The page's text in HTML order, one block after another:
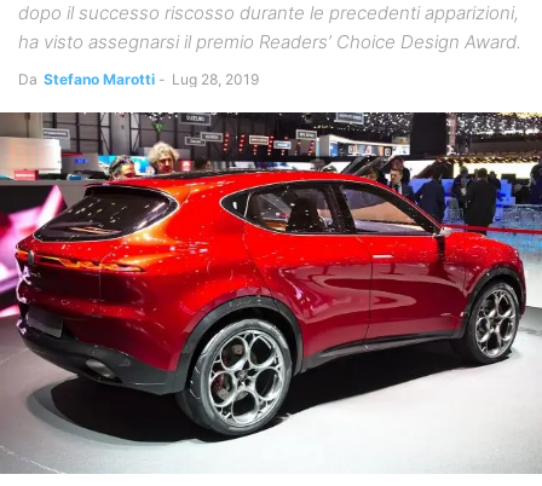
dopo il successo riscosso durante le precedenti apparizioni,
ha visto assegnarsi il premio Readers’ Choice Design Award.
Da Stefano Marotti - Lug 28, 2019